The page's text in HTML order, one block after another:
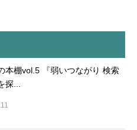
本棚vol.5 『弱いつながり 検索
探...